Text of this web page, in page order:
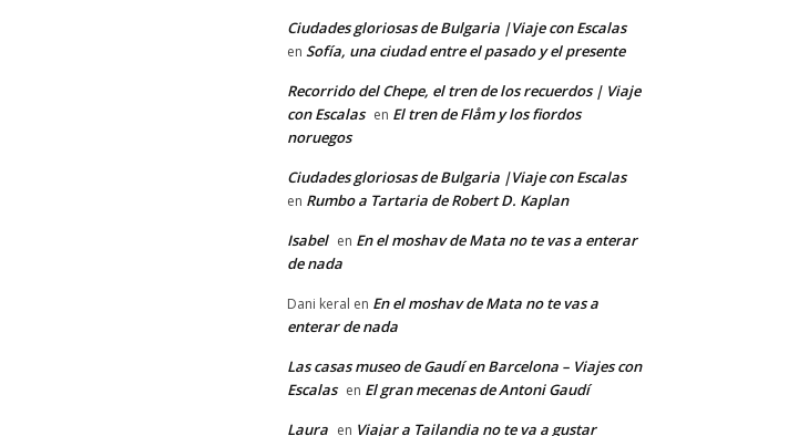
Ciudades gloriosas de Bulgaria |Viaje con Escalas
en Sofía, una ciudad entre el pasado y el presente
Recorrido del Chepe, el tren de los recuerdos | Viaje
con Escalas en El tren de Flåm y los fiordos
noruegos
Ciudades gloriosas de Bulgaria |Viaje con Escalas
en Rumbo a Tartaria de Robert D. Kaplan
Isabel en En el moshav de Mata no te vas a enterar
de nada
Dani keral en En el moshav de Mata no te vas a
enterar de nada
Las casas museo de Gaudí en Barcelona – Viajes con
Escalas en El gran mecenas de Antoni Gaudí
Laura en Viajar a Tailandia no te va a gustar